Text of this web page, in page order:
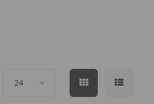
24